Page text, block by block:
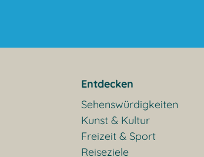
Entdecken
Sehenswürdigkeiten
Kunst & Kultur
Freizeit & Sport
Reiseziele